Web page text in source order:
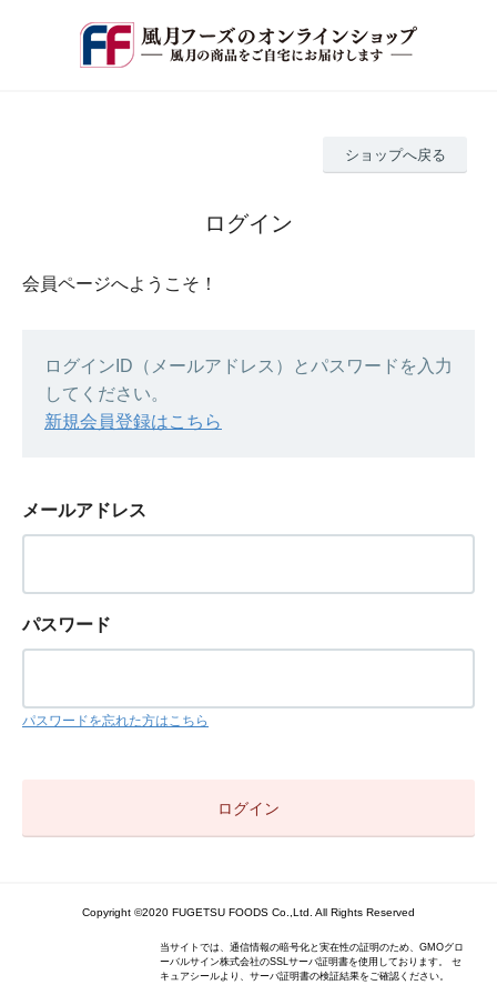
ショップへ戻る
ログイン
会員ページへようこそ！
ログインID（メールアドレス）とパスワードを入力
してください。
新規会員登録はこちら
メールアドレス
パスワード
パスワードを忘れた方はこちら
Copyright ©2020 FUGETSU FOODS Co.,Ltd. All Rights Reserved
当サイトでは、通信情報の暗号化と実在性の証明のため、GMOグロ
ーバルサイン株式会社のSSLサーバ証明書を使用しております。 セ
キュアシールより、サーバ証明書の検証結果をご確認ください。